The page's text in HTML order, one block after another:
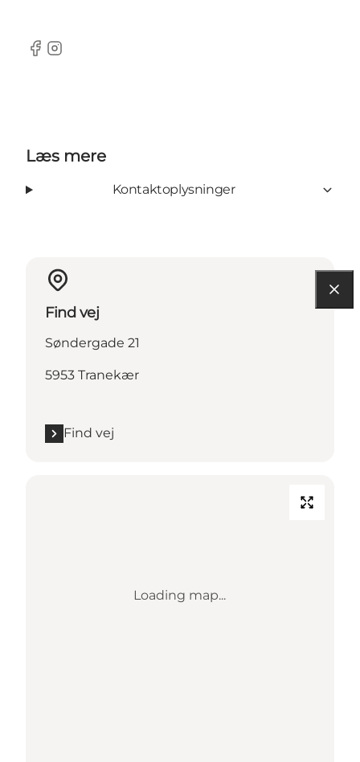
Facebook
Instagram
Læs mere
Kontaktoplysninger
Find vej
Søndergade 21
5953 Tranekær
Find vej
Loading map...